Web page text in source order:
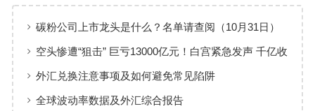
碳粉公司上市龙头是什么？名单请查阅（10月31日）
空头惨遭“狙击” 巨亏13000亿元！白宫紧急发声 千亿收
购案告急
外汇兑换注意事项及如何避免常见陷阱
全球波动率数据及外汇综合报告